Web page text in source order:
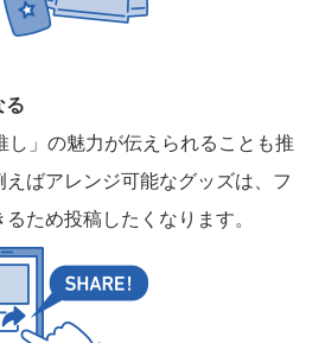
る
し」の魅力が伝えられることも推
えばアレンジ可能なグッズは、フ
ため投稿したくなります。